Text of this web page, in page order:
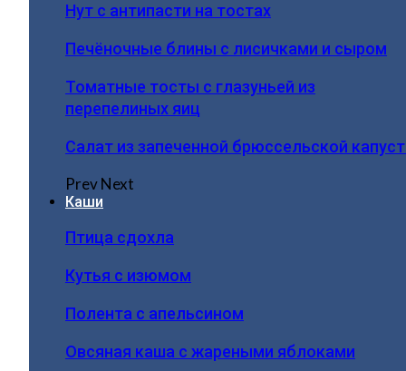
Нут с антипасти на тостах
Печёночные блины с лисичками и сыром
Томатные тосты с глазуньей из
перепелиных яиц
Салат из запеченной брюссельской
PrevNext
Каши
Птица сдохла
Кутья с изюмом
Полента с апельсином
Овсяная каша с жареными яблоками